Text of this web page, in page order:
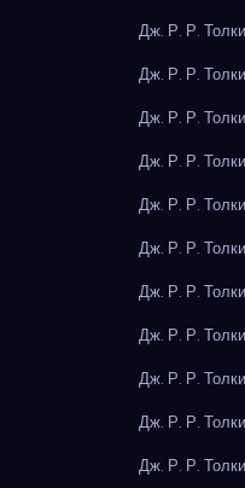
Дж. Р. Р.
Дж. Р. Р.
Дж. Р. Р.
Дж. Р. Р.
Дж. Р. Р.
Дж. Р. Р.
Дж. Р. Р.
Дж. Р. Р.
Дж. Р. Р.
Дж. Р. Р.
Дж. Р. Р.